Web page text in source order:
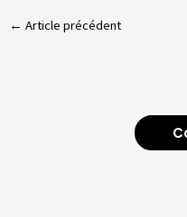
← Article précédent